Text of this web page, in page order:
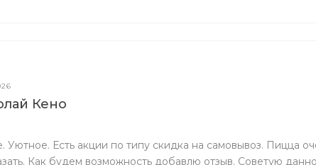
Кено
Уютное. Есть акции по типу скидка на самовывоз. Пицца
Как будем возможность добавлю отзыв. Советую